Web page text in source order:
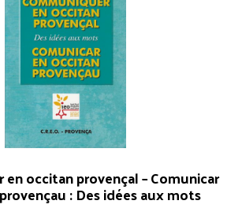
occitan provençal – Comunicar
: Des idées aux mots